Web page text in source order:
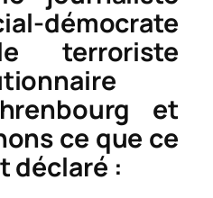
démocrate
terroriste
et
ce que ce
déclaré :